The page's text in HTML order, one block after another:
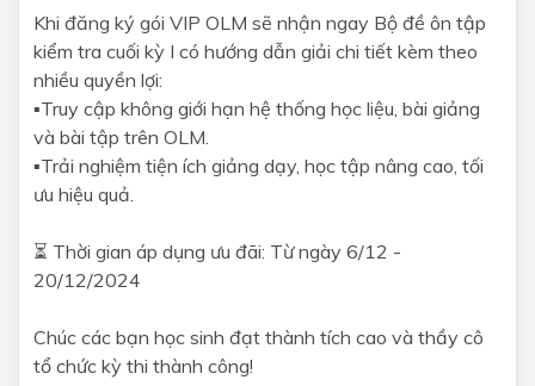
Khi đăng ký gói VIP OLM sẽ nhận ngay Bộ đề ôn tập
kiểm tra cuối kỳ I có hướng dẫn giải chi tiết kèm theo
nhiều quyền lợi:
▪️Truy cập không giới hạn hệ thống học liệu, bài giảng
và bài tập trên OLM.
▪️Trải nghiệm tiện ích giảng dạy, học tập nâng cao, tối
ưu hiệu quả.
⏳ Thời gian áp dụng ưu đãi: Từ ngày 6/12 -
20/12/2024
Chúc các bạn học sinh đạt thành tích cao và thầy cô
tổ chức kỳ thi thành công!